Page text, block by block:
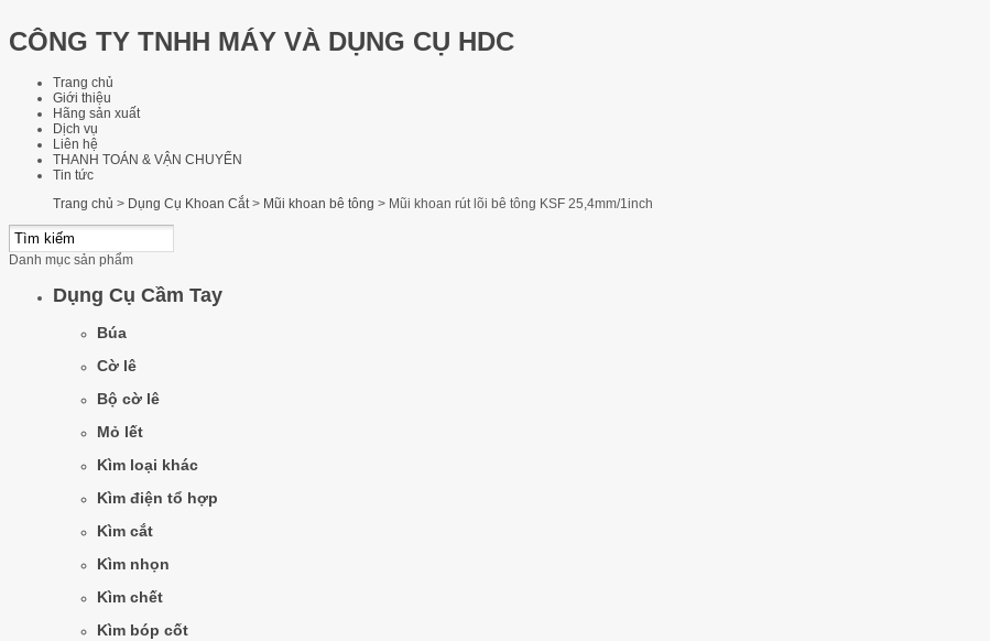
CÔNG TY TNHH MÁY VÀ DỤNG CỤ HDC
Trang chủ
Giới thiệu
Hãng sản xuất
Dịch vụ
Liên hệ
THANH TOÁN & VẬN CHUYỂN
Tin tức
Trang chủ > Dụng Cụ Khoan Cắt > Mũi khoan bê tông > Mũi khoan rút lõi bê tông KSF 25,4mm/1inch
Danh mục sản phẩm
Dụng Cụ Cầm Tay
Búa
Cờ lê
Bộ cờ lê
Mỏ lết
Kìm loại khác
Kìm điện tổ hợp
Kìm cắt
Kìm nhọn
Kìm chết
Kìm bóp cốt